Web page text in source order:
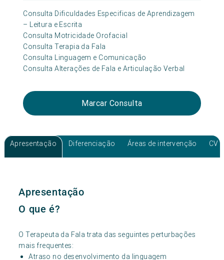
Consulta Dificuldades Especificas de Aprendizagem
– Leitura e Escrita
Consulta Motricidade Orofacial
Consulta Terapia da Fala
Consulta Linguagem e Comunicação
Consulta Alterações de Fala e Articulação Verbal
Marcar Consulta
Apresentação Diferenciação Áreas de intervenção CV
Apresentação
O que é?
O Terapeuta da Fala trata das seguintes perturbações
mais frequentes:
Atraso no desenvolvimento da linguagem